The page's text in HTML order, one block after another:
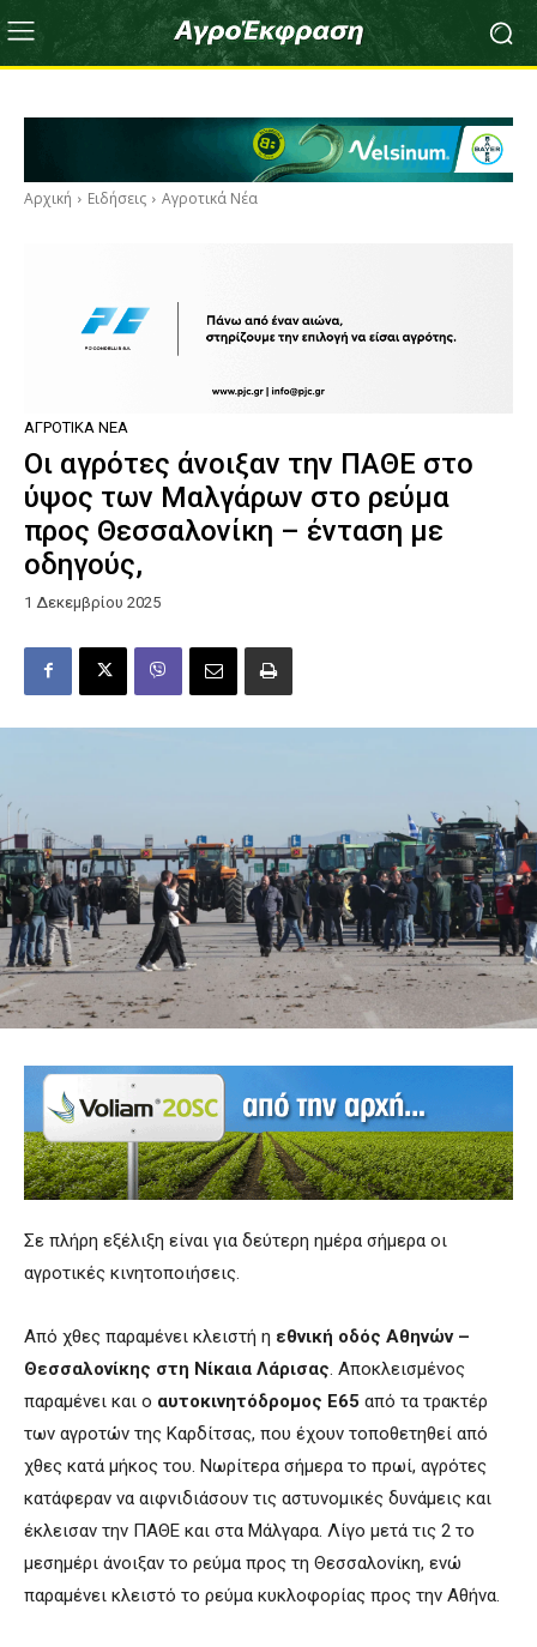
Αρχική Ειδήσεις Αγροτικά Νέα
ΑΓΡΟΤΙΚΆ ΝΈΑ
Οι αγρότες άνοιξαν την ΠΑΘΕ στο
ύψος των Μαλγάρων στο ρεύμα
προς Θεσσαλονίκη – ένταση με
οδηγούς,
1 Δεκεμβρίου 2025
Σε πλήρη εξέλιξη είναι για δεύτερη ημέρα σήμερα οι
αγροτικές κινητοποιήσεις.
Από χθες παραμένει κλειστή η εθνική οδός Αθηνών –
Θεσσαλονίκης στη Νίκαια Λάρισας. Αποκλεισμένος
παραμένει και ο αυτοκινητόδρομος Ε65 από τα τρακτέρ
των αγροτών της Καρδίτσας, που έχουν τοποθετηθεί από
χθες κατά μήκος του. Νωρίτερα σήμερα το πρωί, αγρότες
κατάφεραν να αιφνιδιάσουν τις αστυνομικές δυνάμεις και
έκλεισαν την ΠΑΘΕ και στα Μάλγαρα. Λίγο μετά τις 2 το
μεσημέρι άνοιξαν το ρεύμα προς τη Θεσσαλονίκη, ενώ
παραμένει κλειστό το ρεύμα κυκλοφορίας προς την Αθήνα.